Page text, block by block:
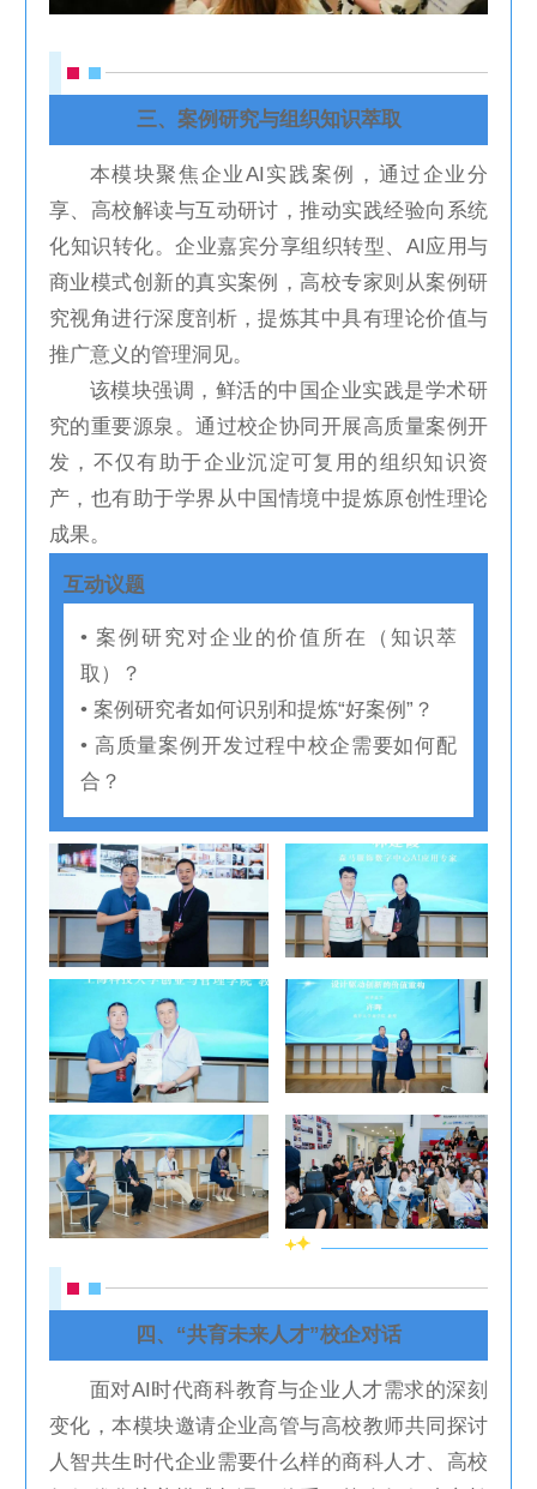
三、案例研究与组织知识萃取
本模块聚焦企业AI实践案例，通过企业分
享、高校解读与互动研讨，推动实践经验向系统
化知识转化。企业嘉宾分享组织转型、AI应用与
商业模式创新的真实案例，高校专家则从案例研
究视角进行深度剖析，提炼其中具有理论价值与
推广意义的管理洞见。
该模块强调，鲜活的中国企业实践是学术研
究的重要源泉。通过校企协同开展高质量案例开
发，不仅有助于企业沉淀可复用的组织知识资
产，也有助于学界从中国情境中提炼原创性理论
成果。
互动议题
• 案例研究对企业的价值所在（知识萃
取）？
• 案例研究者如何识别和提炼“好案例”？
• 高质量案例开发过程中校企需要如何配
合？
四、“共育未来人才”校企对话
面对AI时代商科教育与企业人才需求的深刻
变化，本模块邀请企业高管与高校教师共同探讨
人智共生时代企业需要什么样的商科人才、高校